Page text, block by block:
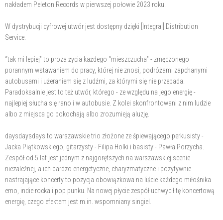
nakładem Peleton Records w pierwszej połowie 2023 roku.
W dystrybucji cyfrowej utwór jest dostępny dzięki [Integral] Distribution
Service.
“tak mi lepiej” to proza życia każdego “mieszczucha” - zmęczonego
porannym wstawaniem do pracy, której nie znosi, podróżami zapchanymi
autobusami i użeraniem się z ludźmi, za którymi się nie przepada.
Paradoksalnie jest to też utwór, którego - ze względu na jego energię -
najlepiej słucha się rano i w autobusie. Z kolei skonfrontowani z nim ludzie
albo z miejsca go pokochają albo zrozumieją aluzję.
daysdaysdays to warszawskie trio złożone ze śpiewającego perkusisty -
Jacka Piątkowskiego, gitarzysty - Filipa Holki i basisty - Pawła Porzycha.
Zespół od 5 lat jest jednym z najgorętszych na warszawskiej scenie
niezależnej, a ich bardzo energetyczne, charyzmatyczne i pozytywnie
nastrajające koncerty to pozycja obowiązkowa na liście każdego miłośnika
emo, indie rocka i pop punku. Na nowej płycie zespół uchwycił tę koncertową
energię, czego efektem jest m.in. wspomniany singiel.